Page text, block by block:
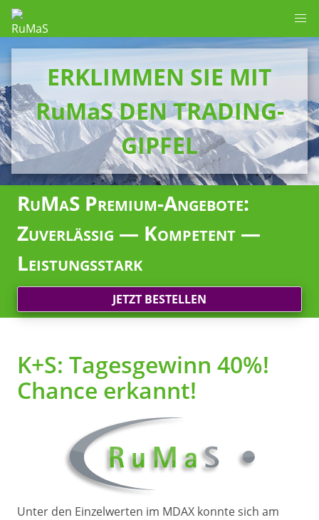
ERKLIMMEN SIE MIT
RuMaS DEN TRADING-
GIPFEL
RuMaS Premium-Angebote:
Zuverlässig — Kompetent —
Leistungsstark
JETZT BESTELLEN
K+S: Tagesgewinn 40%!
Chance erkannt!
Unter den Einzelwerten im MDAX konnte sich am